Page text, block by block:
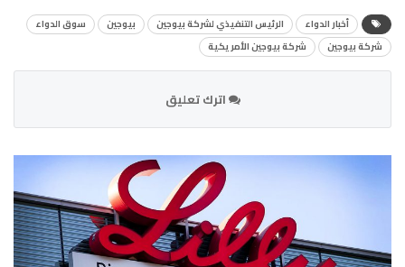
أخبار الدواء الرئيس التنفيذي لشركة بيوجين بيوجين
سوق الدواء
شركة بيوجين
شركة بيوجين الأمريكية
اترك تعليق